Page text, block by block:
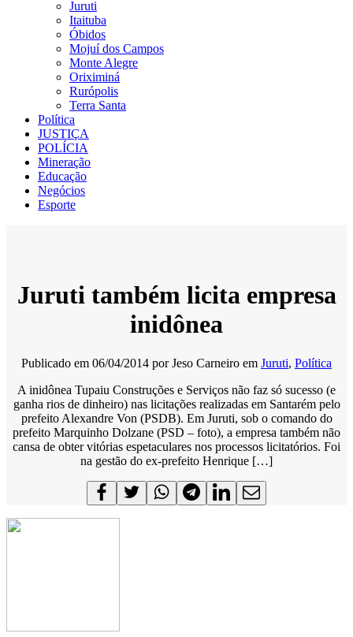
Juruti
Itaituba
Óbidos
Mojuí dos Campos
Monte Alegre
Oriximiná
Rurópolis
Terra Santa
Política
JUSTIÇA
POLÍCIA
Mineração
Educação
Negócios
Esporte
Juruti também licita empresa
inidônea
Publicado em 06/04/2014 porJeso Carneiro em Juruti, Política
A inidônea Tupaiu Construções e Serviços não faz só sucesso (e
ganha rios de dinheiro) nas licitações realizadas em Santarém pelo
prefeito Alexandre Von (PSDB). Em Juruti, sob o comando do
prefeito Marquinho Dolzane (PSD – foto), a empresa também não
cansa de obter vitórias espetaculares nos processos licitatórios. Foi
na gestão do ex-prefeito Henrique […]